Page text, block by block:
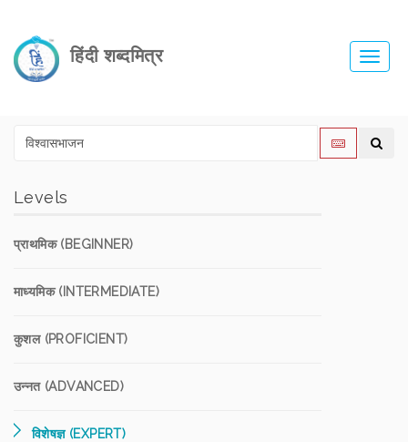
हिंदी शब्दमित्र
Levels
प्राथमिक (BEGINNER)
माध्यमिक (INTERMEDIATE)
कुशल (PROFICIENT)
उन्नत (ADVANCED)
विशेषज्ञ (EXPERT)